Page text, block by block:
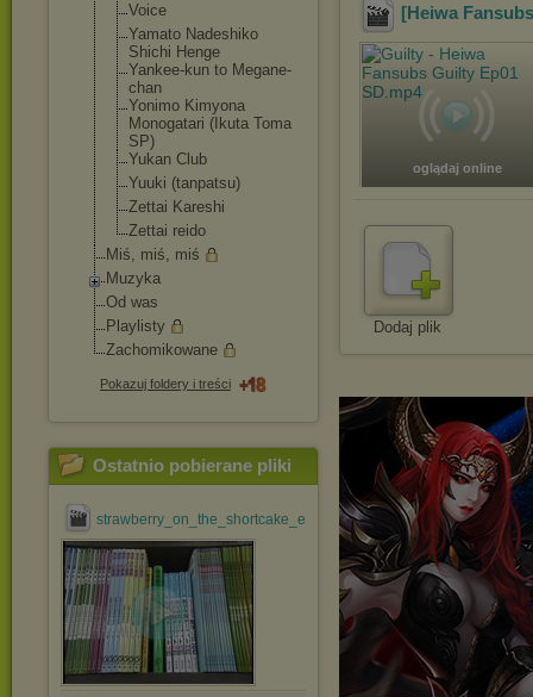
Voice
Yamato Nadeshiko
Shichi Henge
Yankee-kun to Megane-
chan
Yonimo Kimyona
Monogatari (Ikuta Toma
SP)
Yukan Club
Yuuki (tanpatsu)
Zettai Kareshi
Zettai reido
Miś, miś, miś
Muzyka
Od was
Playlisty
Zachomikowane
Pokazuj foldery i treści
Ostatnio pobierane pliki
strawberry_on_the_shortcake_ep_#01_[jdrama@efnet].avi
[Heiwa
oglądaj online
Dodaj plik